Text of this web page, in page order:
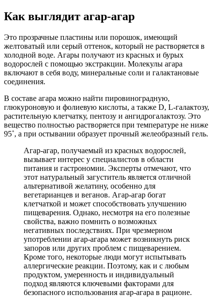
Как выглядит агар-агар
Это прозрачные пластины или порошок, имеющий
желтоватый или серый оттенок, который не растворяется в
холодной воде. Агары получают из красных и бурых
водорослей с помощью экстракции. Молекулы агара
включают в себя воду, минеральные соли и галактановые
соединения.
В составе агара можно найти пировиноградную,
глюкуроновую и фолиевую кислоты, а также D, L-галактозу,
растительную клетчатку, пентозу и ангидрогалактозу. Это
вещество полностью растворяется при температуре не ниже
95˚, а при остывании образует прочный желеобразный гель.
Агар-агар, получаемый из красных водорослей,
вызывает интерес у специалистов в области
питания и гастрономии. Эксперты отмечают, что
этот натуральный загуститель является отличной
альтернативой желатину, особенно для
вегетарианцев и веганов. Агар-агар богат
клетчаткой и может способствовать улучшению
пищеварения. Однако, несмотря на его полезные
свойства, важно помнить о возможных
негативных последствиях. При чрезмерном
употреблении агар-агара может возникнуть риск
запоров или других проблем с пищеварением.
Кроме того, некоторые люди могут испытывать
аллергические реакции. Поэтому, как и с любым
продуктом, умеренность и индивидуальный
подход являются ключевыми факторами для
безопасного использования агар-агара в рационе.